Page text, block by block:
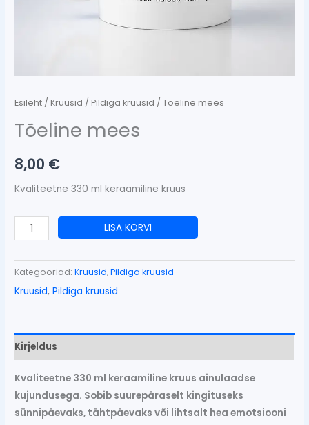
Esileht /Kruusid /Pildiga kruusid / Tõeline mees
Tõeline mees
8,00 €
Kvaliteetne 330 ml keraamiline kruus
LISA KORVI
Kategooriad:Kruusid,Pildiga kruusid
Kruusid,Pildiga kruusid
Kirjeldus
Kvaliteetne 330 ml keraamiline kruus ainulaadse
kujundusega. Sobib suurepäraselt kingituseks
sünnipäevaks, tähtpäevaks või lihtsalt hea emotsiooni